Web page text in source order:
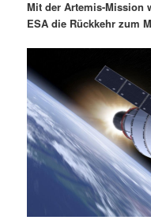
m
r
e
n
u
d
ä
r
s
n
a
v
i
g
a
t
i
o
Mit der Artemis-Mission
ESA die Rückkehr zum